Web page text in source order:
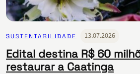
SUSTENTABILIDADE 13.07.2026
Edital destina R$ 60
restaurar a Caatinga